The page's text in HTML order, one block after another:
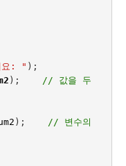
요: " );
);
// 값을 두
);
// 변수의